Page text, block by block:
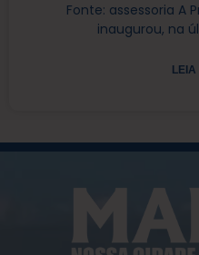
Fonte: assessoria A
inaugurou, na
LEIA